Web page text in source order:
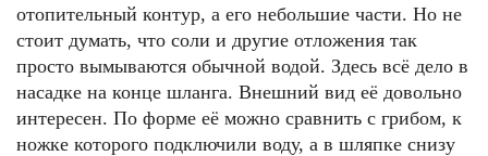
отопительный контур, а его небольшие части. Но не
стоит думать, что соли и другие отложения так
просто вымываются обычной водой. Здесь всё дело в
насадке на конце шланга. Внешний вид её довольно
интересен. По форме её можно сравнить с грибом, к
ножке которого подключили воду, а в шляпке снизу